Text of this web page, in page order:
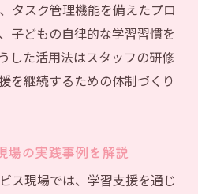
タスク管理機能を備えたプロ
子どもの自律的な学習習慣を
した活用法はスタッフの研修
を継続するための体制づくり
場の実践事例を解説
ス現場では、学習支援を通じ